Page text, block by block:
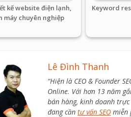
kế website điện lạnh,
máy chuyên nghiệp
Keyword
Lê Đình Thanh
“Hiện là CEO & Founder
Online. Với hơn 13 năm
bán hàng, kinh doanh
đang cần tư vấn SEO miễn